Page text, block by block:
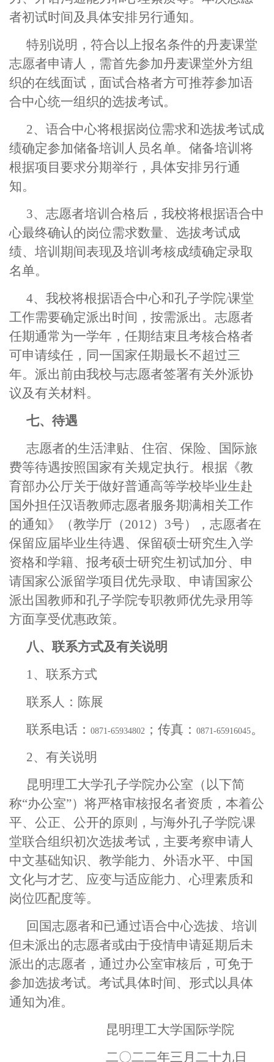
者初试时间及具体安排另行通知。
特别说明，符合以上报名条件的丹麦课堂
志愿者申请人，需首先参加丹麦课堂外方组
织的在线面试，面试合格者方可推荐参加语
合中心统一组织的选拔考试。
2、语合中心将根据岗位需求和选拔考试成
绩确定参加储备培训人员名单。储备培训将
根据项目要求分期举行，具体安排另行通
知。
3、志愿者培训合格后，我校将根据语合中
心最终确认的岗位需求数量、选拔考试成
绩、培训期间表现及培训考核成绩确定录取
名单。
4、我校将根据语合中心和孔子学院/课堂
工作需要确定派出时间，按需派出。志愿者
任期通常为一学年，任期结束且考核合格者
可申请续任，同一国家任期最长不超过三
年。派出前由我校与志愿者签署有关外派协
议及有关材料。
七、待遇
志愿者的生活津贴、住宿、保险、国际旅
费等待遇按照国家有关规定执行。根据《教
育部办公厅关于做好普通高等学校毕业生赴
国外担任汉语教师志愿者服务期满相关工作
的通知》（教学厅 （2012） 3号），志愿者在
保留应届毕业生待遇、保留硕士研究生入学
资格和学籍、报考硕士研究生初试加分、申
请国家公派留学项目优先录取、申请国家公
派出国教师和孔子学院专职教师优先录用等
方面享受优惠政策。
八、联系方式及有关说明
1、联系方式
联系人：陈展
联系电话： 0871-65934802 ；传真： 0871-65916045。
2、有关说明
昆明理工大学孔子学院办公室（以下简
称“办公室”）将严格审核报名者资质，本着公
平、公正、公开的原则，与海外孔子学院/课
堂联合组织初次选拔考试，主要考察申请人
中文基础知识、教学能力、外语水平、中国
文化与才艺、应变与适应能力、心理素质和
岗位匹配度等。
回国志愿者和已通过语合中心选拔、培训
但未派出的志愿者或由于疫情申请延期后未
派出的志愿者，通过办公室审核后，可免于
参加选拔考试。考试具体时间、形式以具体
通知为准。
昆明理工大学国际学院
二〇二二年三月二十九日